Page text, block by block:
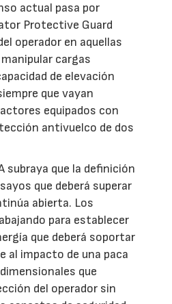
actual pasa por
Protective Guard
operador en aquellas
cargas
de elevación
que vayan
equipados con
antivuelco de dos
subraya que la definición
que deberá superar
abierta. Los
para establecer
que deberá soportar
al impacto de una paca
que
del operador sin